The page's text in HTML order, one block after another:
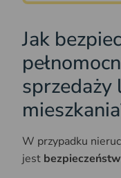
Jak
sprzedaży
W przypadku
jest